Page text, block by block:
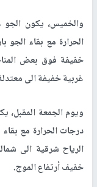
والخميس، يكون الجو
الحرارة مع بقاء
خفيفة فوق بعض
غربية خفيفة الى
ويوم الجمعة المقبل،
درجات الحرارة مع
الرياح شرقية الى
خفيف أرتفاع الموج.